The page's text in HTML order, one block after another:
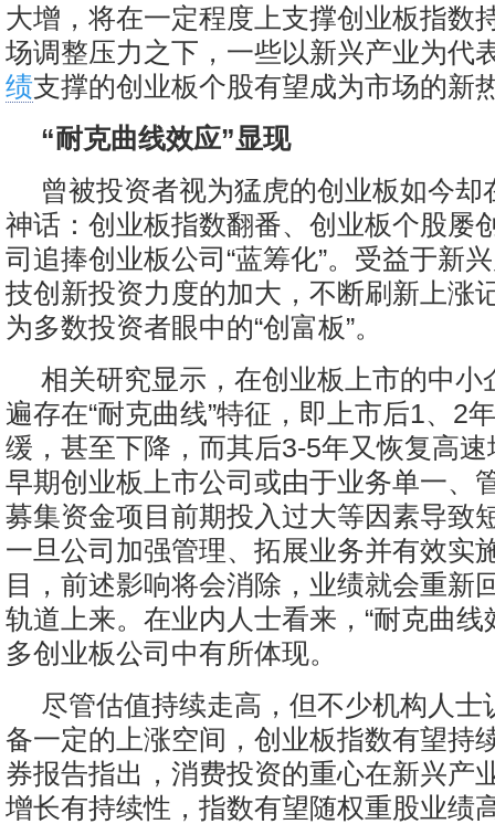
大增，将在一定程度上支撑创业板指数
场调整压力之下，一些以新兴产业为代
绩支撑的创业板个股有望成为市场的新
“耐克曲线效应”显现
曾被投资者视为猛虎的创业板如今却
神话：创业板指数翻番、创业板个股屡
司追捧创业板公司“蓝筹化”。受益于新
技创新投资力度的加大，不断刷新上涨
为多数投资者眼中的“创富板”。
相关研究显示，在创业板上市的中小
遍存在“耐克曲线”特征，即上市后1、2
缓，甚至下降，而其后3-5年又恢复高
早期创业板上市公司或由于业务单一、
募集资金项目前期投入过大等因素导致
一旦公司加强管理、拓展业务并有效实
目，前述影响将会消除，业绩就会重新
轨道上来。在业内人士看来，“耐克曲线
多创业板公司中有所体现。
尽管估值持续走高，但不少机构人士
备一定的上涨空间，创业板指数有望持
券报告指出，消费投资的重心在新兴产
增长有持续性，指数有望随权重股业绩